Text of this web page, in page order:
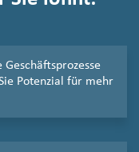
Potenzial für mehr